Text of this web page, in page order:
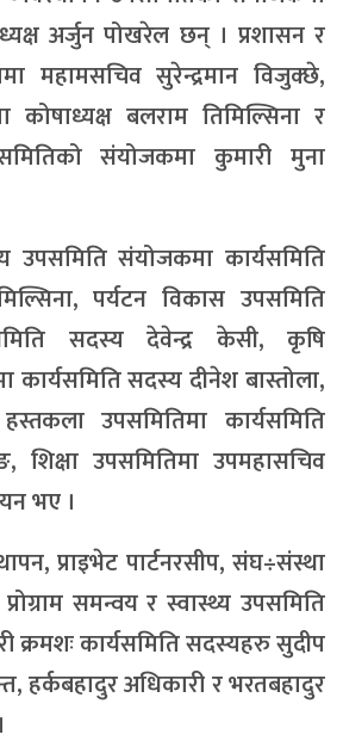
अर्जुन पोखरेल छन् । प्रशासन र
महामसचिव सुरेन्द्रमान विजुक्छे,
कोषाध्यक्ष बलराम तिमिल्सिना र
संयोजकमा कुमारी मुना
संयोजकमा कार्यसमिति
पर्यटन विकास उपसमिति
सदस्य देवेन्द्र केसी, कृषि
सदस्य दीनेश बास्तोला,
उपसमितिमा कार्यसमिति
शिक्षा उपसमितिमा उपमहासचिव
भए ।
प्राइभेट पार्टनरसीप, संघ÷संस्था
समन्वय र स्वास्थ्य उपसमिति
क्रमशः कार्यसमिति सदस्यहरु सुदीप
हर्कबहादुर अधिकारी र भरतबहादुर